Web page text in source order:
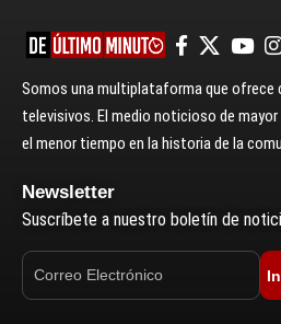
Somos una multiplataforma que
televisivos. El medio noticioso de
el menor tiempo en la historia de la
Newsletter
Suscríbete a nuestro boletín de